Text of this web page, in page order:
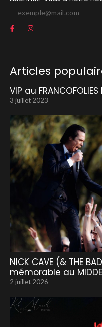
Articles
VIP au FRANCOFOLIES
3 juillet 2023
NICK CAVE (& THE
mémorable au
2 juillet 2026